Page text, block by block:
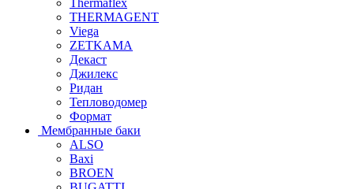
THERMAGENT
Viega
ZETKAMA
Декаст
Джилекс
Ридан
Тепловодомер
Формат
Мембранные баки
ALSO
Baxi
BROEN